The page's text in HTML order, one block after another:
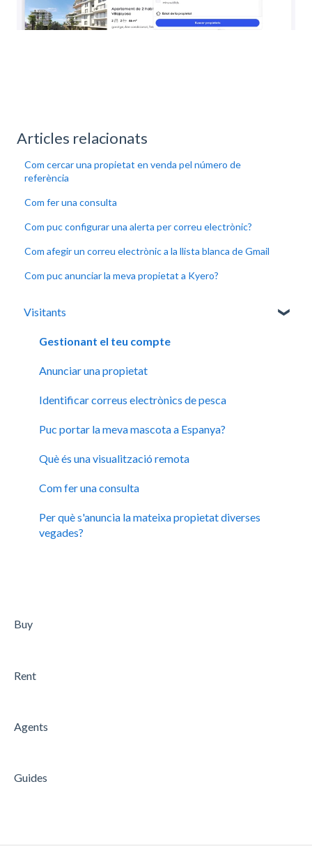
Articles relacionats
Com cercar una propietat en venda pel número de
referència
Com fer una consulta
Com puc configurar una alerta per correu electrònic?
Com afegir un correu electrònic a la llista blanca de Gmail
Com puc anunciar la meva propietat a Kyero?
Visitants
Gestionant el teu compte
Anunciar una propietat
Identificar correus electrònics de pesca
Puc portar la meva mascota a Espanya?
Què és una visualització remota
Com fer una consulta
Per què s'anuncia la mateixa propietat diverses
vegades?
Buy
Rent
Agents
Guides